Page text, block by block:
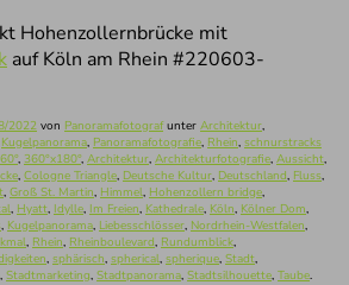
Hohenzollernbrücke mit
auf Köln am Rhein #220603-
2022 von Panoramafotografunter Architektur,
Kugelpanorama, Panoramafotografie, Rhein, schnurstracks
, 360°x180°, Architektur, Architekturfotografie, Aussicht,
, Cologne Triangle, Deutsche Kultur, Deutschland, Fluss,
, Groß St. Martin, Himmel, Hohenzollern bridge,
, Hyatt, Idylle, Im Freien, Kathedrale, Köln, Kölner Dom,
, Kugelpanorama, Liebesschlösser, Nordrhein-Westfalen,
, Rhein, Rheinboulevard, Rundumblick,
, sphärisch, spherical, spherique, Stadt,
, Stadtmarketing, Stadtpanorama, Stadtsilhouette, Taube.